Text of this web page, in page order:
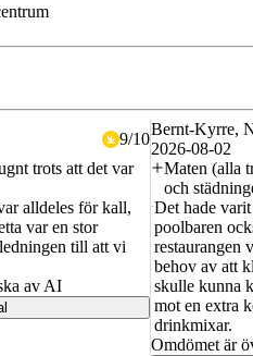
9/10
trots att det var
alldeles för kall,
var en stor
till att vi
av AI
Bernt-Kyrre,
2026-08-02
Maten (alla
och
Det hade
poolbaren
restaurangen
behov av att
skulle kunna
mot en extra
drinkmixar.
Omdömet är